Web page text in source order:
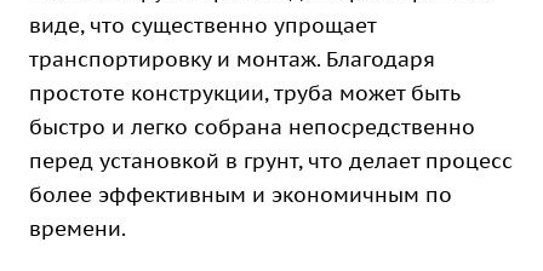
виде, что существенно упрощает
транспортировку и монтаж. Благодаря
простоте конструкции, труба может быть
быстро и легко собрана непосредственно
перед установкой в грунт, что делает процесс
более эффективным и экономичным по
времени.